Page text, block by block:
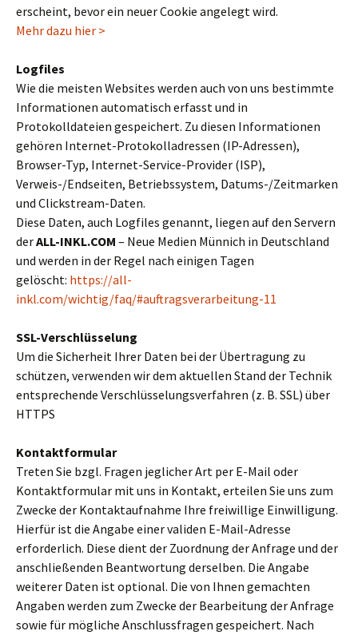
erscheint, bevor ein neuer Cookie angelegt wird.
Mehr dazu hier >
Logfiles
Wie die meisten Websites werden auch von uns bestimmte
Informationen automatisch erfasst und in
Protokolldateien gespeichert. Zu diesen Informationen
gehören Internet-Protokolladressen (IP-Adressen),
Browser-Typ, Internet-Service-Provider (ISP),
Verweis-/Endseiten, Betriebssystem, Datums-/Zeitmarken
und Clickstream-Daten.
Diese Daten, auch Logfiles genannt, liegen auf den Servern
derALL-INKL.COM – Neue Medien Münnich in Deutschland
und werden in der Regel nach einigen Tagen
gelöscht: https://all-
inkl.com/wichtig/faq/#auftragsverarbeitung-11
SSL-Verschlüsselung
Um die Sicherheit Ihrer Daten bei der Übertragung zu
schützen, verwenden wir dem aktuellen Stand der Technik
entsprechende Verschlüsselungsverfahren (z. B. SSL) über
HTTPS
Kontaktformular
Treten Sie bzgl. Fragen jeglicher Art per E-Mail oder
Kontaktformular mit uns in Kontakt, erteilen Sie uns zum
Zwecke der Kontaktaufnahme Ihre freiwillige Einwilligung.
Hierfür ist die Angabe einer validen E-Mail-Adresse
erforderlich. Diese dient der Zuordnung der Anfrage und der
anschließenden Beantwortung derselben. Die Angabe
weiterer Daten ist optional. Die von Ihnen gemachten
Angaben werden zum Zwecke der Bearbeitung der Anfrage
sowie für mögliche Anschlussfragen gespeichert. Nach